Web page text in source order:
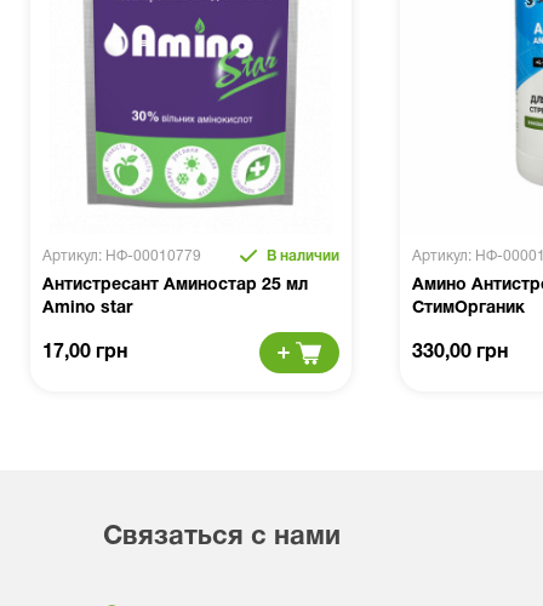
Артикул: НФ-00010779 В наличии
Антистресант Аминостар 25 мл
Amino star
17,00 грн
Артикул: НФ-
Амино
СтимОрганик
330,00 грн
Связаться с нами